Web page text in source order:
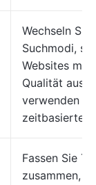
Wechseln Sie
Suchmodi,
Websites mit
Qualität aus
verwenden
zeitbasierte
Fassen Sie
zusammen,